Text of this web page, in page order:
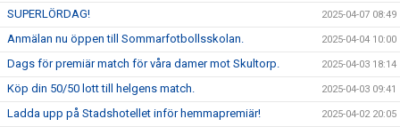
SUPERLÖRDAG! 2025-04-07 08:49
Anmälan nu öppen till Sommarfotbollsskolan. 2025-04-04 10:00
Dags för premiär match för våra damer mot Skultorp. 2025-04-03 18:14
Köp din 50/50 lott till helgens match. 2025-04-03 09:41
Ladda upp på Stadshotellet inför hemmapremiär! 2025-04-02 20:05